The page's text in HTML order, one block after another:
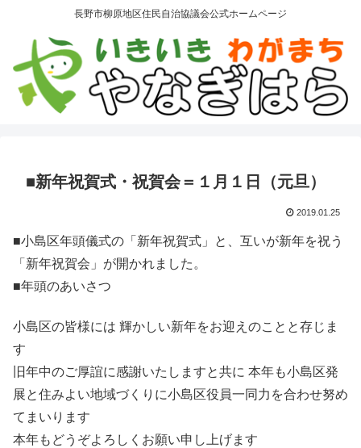
長野市柳原地区住民自治協議会公式ホームページ
■新年祝賀式・祝賀会＝１月１日（元旦）
2019.01.25
■小島区年頭儀式の「新年祝賀式」と、互いが新年を祝う
「新年祝賀会」が開かれました。
■年頭のあいさつ
小島区の皆様には 輝かしい新年をお迎えのことと存じま
す
旧年中のご厚誼に感謝いたしますと共に 本年も小島区発
展と住みよい地域づくりに小島区役員一同力を合わせ努め
てまいります
本年もどうぞよろしくお願い申し上げます